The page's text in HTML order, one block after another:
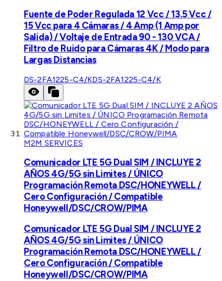
Fuente de Poder Regulada 12 Vcc / 13.5 Vcc /
15 Vcc para 4 Cámaras / 4 Amp (1 Amp por
Salida) / Voltaje de Entrada 90 - 130 VCA /
Filtro de Ruido para Cámaras 4K / Modo para
Largas Distancias
DS-2FA1225-C4/KDS-2FA1225-C4/K
M2M SERVICES
Comunicador LTE 5G Dual SIM / INCLUYE 2
AÑOS 4G/5G sin Limites / ÚNICO
Programación Remota DSC/HONEYWELL /
Cero Configuración / Compatible
Honeywell/DSC/CROW/PIMA
Comunicador LTE 5G Dual SIM / INCLUYE 2
AÑOS 4G/5G sin Limites / ÚNICO
Programación Remota DSC/HONEYWELL /
Cero Configuración / Compatible
Honeywell/DSC/CROW/PIMA